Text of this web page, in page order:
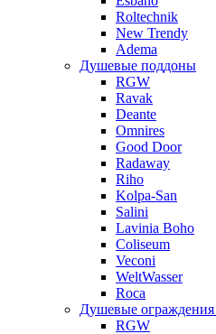
Roltechnik
New Trendy
Adema
Душевые поддоны
RGW
Ravak
Deante
Omnires
Good Door
Radaway
Riho
Kolpa-San
Salini
Lavinia Boho
Coliseum
Veconi
WeltWasser
Roca
Душевые
RGW